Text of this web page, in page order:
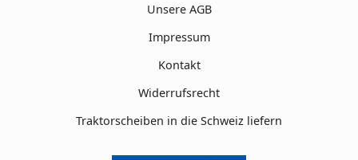
Unsere AGB
Impressum
Kontakt
Widerrufsrecht
Traktorscheiben in die Schweiz liefern